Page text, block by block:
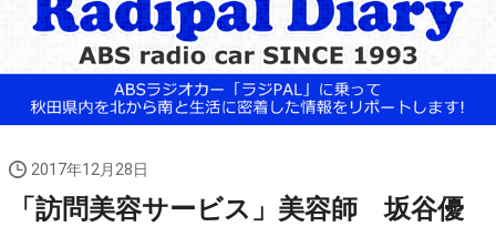
2017年12月28日
「訪問美容サービス」美容師 坂谷優